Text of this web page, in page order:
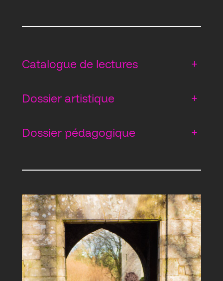
Catalogue de lectures +
Dossier artistique +
Dossier pédagogique +